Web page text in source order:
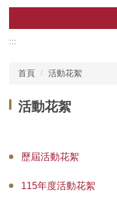
相關消息
成立宗旨
第21屆理監事代表
歷屆理監事代表
:::
首頁 活動花絮
活動花絮
歷屆活動花絮
115年度活動花絮